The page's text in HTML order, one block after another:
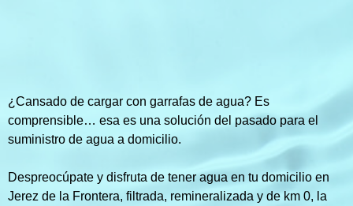
¿Cansado de cargar con garrafas de agua? Es
comprensible… esa es una solución del pasado para el
suministro de agua a domicilio.
Despreocúpate y disfruta de tener agua en tu domicilio en
Jerez de la Frontera, filtrada, remineralizada y de km 0, la